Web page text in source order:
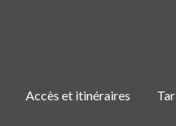
Accès et itinéraires